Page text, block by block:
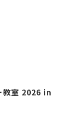
教室 2026 in